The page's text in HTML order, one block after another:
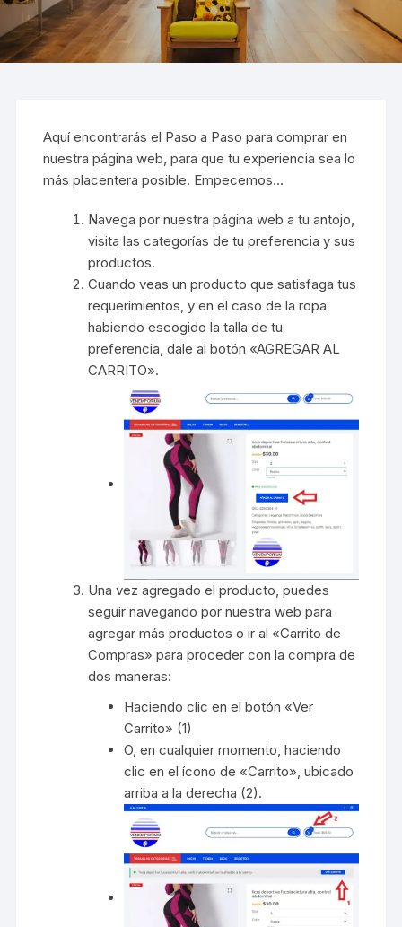
Aquí encontrarás el Paso a Paso para comprar en
nuestra página web, para que tu experiencia sea lo
más placentera posible. Empecemos…
Navega por nuestra página web a tu antojo,
visita las categorías de tu preferencia y sus
productos.
Cuando veas un producto que satisfaga tus
requerimientos, y en el caso de la ropa
habiendo escogido la talla de tu
preferencia, dale al botón «AGREGAR AL
CARRITO».
Una vez agregado el producto, puedes
seguir navegando por nuestra web para
agregar más productos o ir al «Carrito de
Compras» para proceder con la compra de
dos maneras:
Haciendo clic en el botón «Ver
Carrito» (1)
O, en cualquier momento, haciendo
clic en el ícono de «Carrito», ubicado
arriba a la derecha (2).